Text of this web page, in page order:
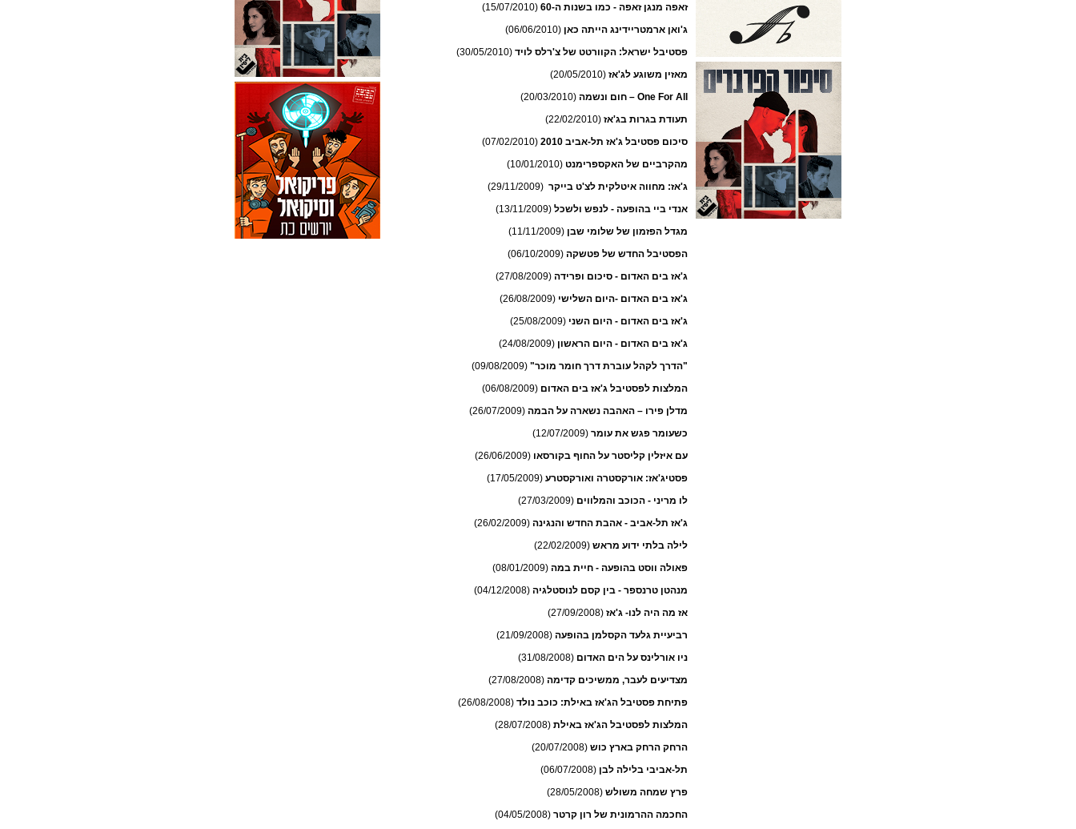
זאפה מנגן זאפה - כמו בשנות ה-60
(15/07/2010)
ג'ואן ארמטריידינג הייתה כאן (06/06/2010)
פסטיבל ישראל: הקוורטט של צ'רלס לויד (30/05/2010)
מאזין משוגע לג'אז (20/05/2010)
One For All – חום ונשמה
(20/03/2010)
תעודת בגרות בג'אז (22/02/2010)
סיכום פסטיבל ג'אז תל-אביב 2010
(07/02/2010)
מהקרביים של האקספרימנט (10/01/2010)
ג'אז: מחווה איטלקית לצ'ט בייקר (29/11/2009)
אנדי ביי בהופעה - לנפש ולשכל (13/11/2009)
מגדל הפזמון של שלומי שבן (11/11/2009)
הפסטיבל החדש של פטשקה (06/10/2009)
ג'אז בים האדום - סיכום ופרידה (27/08/2009)
ג'אז בים האדום -היום השלישי (26/08/2009)
ג'אז בים האדום - היום השני (25/08/2009)
ג'אז בים האדום - היום הראשון (24/08/2009)
"הדרך לקהל עוברת דרך חומר מוכר" (09/08/2009)
המלצות לפסטיבל ג'אז בים האדום (06/08/2009)
מדלן פירו – האהבה נשארה על הבמה (26/07/2009)
כשעומר פגש את עומר (12/07/2009)
עם איזלין קליסטר על החוף בקורסאו (26/06/2009)
פסטיג'אז: אורקסטרה ואורקסטרע (17/05/2009)
לו מריני - הכוכב והמלווים (27/03/2009)
ג'אז תל-אביב - אהבת החדש והנגינה (26/02/2009)
לילה בלתי ידוע מראש (22/02/2009)
פאולה ווסט בהופעה - חיית במה (08/01/2009)
מנהטן טרנספר - בין קסם לנוסטלגיה (04/12/2008)
אז מה היה לנו- ג'אז (27/09/2008)
רביעיית גלעד הקסלמן בהופעה (21/09/2008)
ניו אורלינס על הים האדום (31/08/2008)
מצדיעים לעבר, ממשיכים קדימה (27/08/2008)
פתיחת פסטיבל הג'אז באילת: כוכב נולד (26/08/2008)
המלצות לפסטיבל הג'אז באילת (28/07/2008)
הרחק הרחק בארץ כוש (20/07/2008)
תל-אביבי בלילה לבן (06/07/2008)
פרץ שמחה משולש (28/05/2008)
החכמה ההרמונית של רון קרטר (04/05/2008)